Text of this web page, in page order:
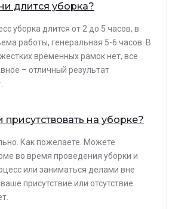
длится уборка?
уборка длится от 2 до 5 часов, в
работы, генеральная 5-6 часов. В
временных рамок нет, все
– отличный результат
на уборке?
Как пожелаете. Можете
во время проведения уборки и
или заниматься делами вне
присутствие или отсутствие